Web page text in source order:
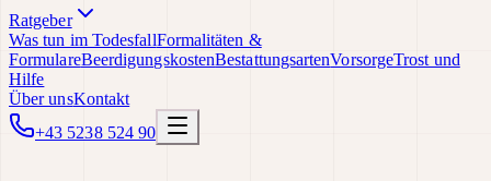
Ratgeber
Was tun im TodesfallFormalitäten &
FormulareBeerdigungskostenBestattungsartenVorsorgeTrost und
Hilfe
Über unsKontakt
+43 5238 524 90